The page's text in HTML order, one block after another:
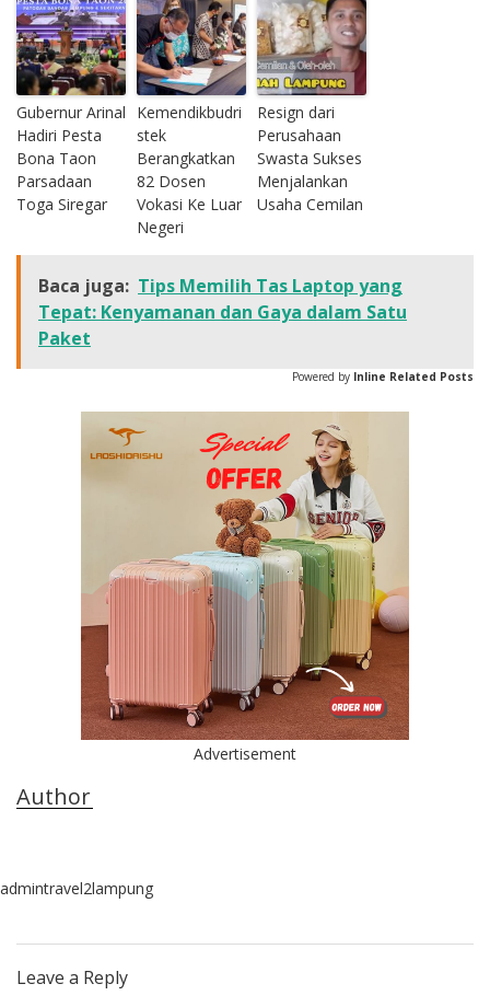
Gubernur Arinal
Hadiri Pesta
Bona Taon
Parsadaan
Toga Siregar
Kemendikbudri
stek
Berangkatkan
82 Dosen
Vokasi Ke Luar
Negeri
Resign dari
Perusahaan
Swasta Sukses
Menjalankan
Usaha Cemilan
Baca juga: Tips Memilih Tas Laptop yang
Tepat: Kenyamanan dan Gaya dalam Satu
Paket
Powered by Inline Related Posts
Advertisement
Author
admintravel2lampung
Leave a Reply